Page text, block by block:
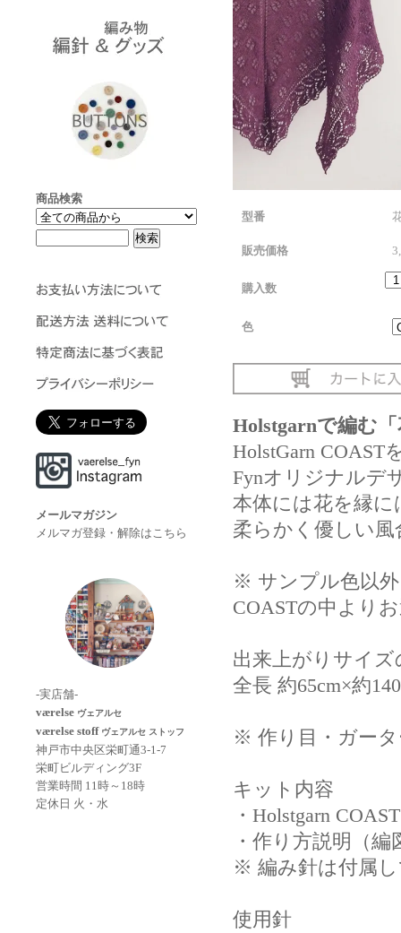
商品検索
メールマガジン
メルマガ登録・解除はこちら
-実店舗-
værelse ヴェアルセ
værelse stoff ヴェアルセ ストッフ
神戸市中央区栄町通3-1-7
栄町ビルディング3F
営業時間 11時～18時
定休日 火・水
型番
販売価格
購入数
色
Holstgarnで編む
HolstGarn COAST
Fynオリジナルデ
本体には花を縁に
柔らかく優しい
※ サンプル色以外
COASTの中より
出来上がりサイズ
全長 約65cm×約
※ 作り目・ガー
キット内容
・ Holstgarn COAST
・作り方説明（編
※ 編み針は付属
使用針